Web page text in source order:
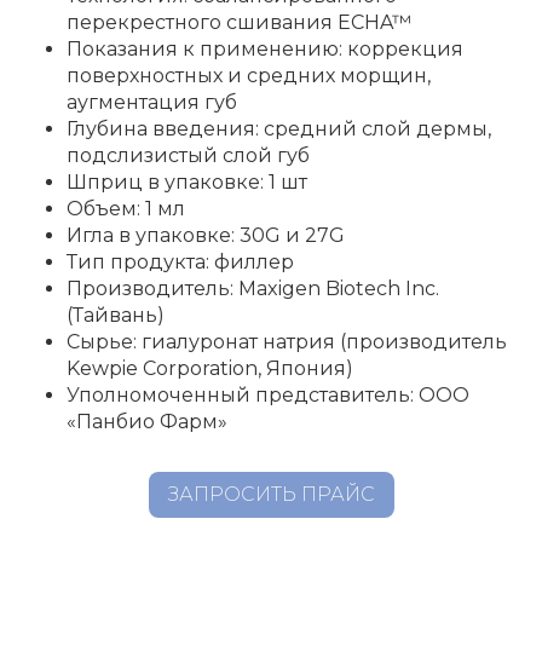
перекрестного сшивания ECHA™
Показания к применению: коррекция
поверхностных и средних морщин,
аугментация губ
Глубина введения: средний слой дермы,
подслизистый слой губ
Шприц в упаковке: 1 шт
Объем: 1 мл
Игла в упаковке: 30G и 27G
Тип продукта: филлер
Производитель: Maxigen Biotech Inc.
(Тайвань)
Сырье: гиалуронат натрия (производитель
Kewpie Corporation, Япония)
Уполномоченный представитель: ООО
«Панбио Фарм»
ЗАПРОСИТЬ ПРАЙС